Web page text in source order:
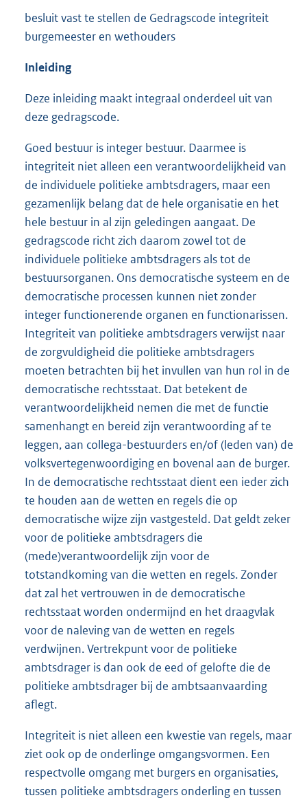
besluit vast te stellen de Gedragscode integriteit
burgemeester en wethouders
Inleiding
Deze inleiding maakt integraal onderdeel uit van
deze gedragscode.
Goed bestuur is integer bestuur. Daarmee is
integriteit niet alleen een verantwoordelijkheid van
de individuele politieke ambtsdragers, maar een
gezamenlijk belang dat de hele organisatie en het
hele bestuur in al zijn geledingen aangaat. De
gedragscode richt zich daarom zowel tot de
individuele politieke ambtsdragers als tot de
bestuursorganen. Ons democratische systeem en de
democratische processen kunnen niet zonder
integer functionerende organen en func­tionarissen.
Integriteit van politieke ambtsdragers verwijst naar
de zorgvuldigheid die politieke ambtsdragers
moeten betrachten bij het invullen van hun rol in de
democratische rechtsstaat. Dat betekent de
verantwoordelijkheid nemen die met de functie
samenhangt en bereid zijn verantwoording af te
leggen, aan collega-bestuurders en/of (leden van) de
volksvertegenwoordiging en bovenal aan de burger.
In de democratische rechtsstaat dient een ieder zich
te houden aan de wetten en regels die op
democratische wijze zijn vastgesteld. Dat geldt zeker
voor de politieke ambtsdragers die
(mede)verantwoordelijk zijn voor de
totstandkoming van die wetten en regels. Zonder
dat zal het vertrouwen in de democratische
rechtsstaat worden ondermijnd en het draagvlak
voor de naleving van de wetten en regels
verdwijnen. Vertrekpunt voor de politieke
ambtsdrager is dan ook de eed of gelofte die de
politieke ambtsdrager bij de ambtsaan­vaarding
aflegt.
Integriteit is niet alleen een kwestie van regels, maar
ziet ook op de onderlinge omgangsvormen. Een
respectvolle om­gang met burgers en organisaties,
tussen politieke ambtsdragers onderling en tussen